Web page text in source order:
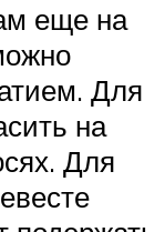
еще на
Для
на
Для